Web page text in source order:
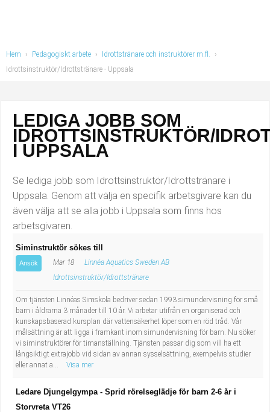
Kropps- och skönhetsvård
Militärt arbete
Naturbruk
Naturvetenskapligt arbete
Pedagogiskt arbete
Sanering och renhållning
Socialt arbete
Säkerhetsarbete
Tekniskt arbete
Transport
Budbilsförare
Lärare i fritidshem/Fritidspedagog
Taxiförare/Taxichaufför
Läkarsekreterare/Vårdadmin/Medicinsk
sekreterare
Lastbilsförare m.fl.
Fastighetsskötare
Informatör/Kommunikatör
Brevbärare
Sjuksköterska, grundutbildad
Kock, storhushåll
Hem › Pedagogiskt arbete › Idrottstränare och instruktörer m.fl.
›
Idrottsinstruktör/Idrottstränare - Uppsala
LEDIGA JOBB SOM
IDROTTSINSTRUKTÖR/
I UPPSALA
Se lediga jobb som Idrottsinstruktör/Idrottstränare i
Uppsala. Genom att välja en specifik arbetsgivare kan du
även välja att se alla jobb i Uppsala som finns hos
arbetsgivaren.
Siminstruktör sökes till
Ansök Mar 18
Linnéa Aquatics Sweden AB
Idrottsinstruktör/Idrottstränare
Om tjänsten Linnéas Simskola bedriver sedan 1993 simundervisning för små
barn i åldrarna 3 månader till 10 år. Vi arbetar utifrån en organiserad och
kunskapsbaserad kursplan där vattensäkerhet löper som en röd tråd. Vår
målsättning är att ligga i framkant inom simundervisning för barn. Nu söker
vi siminstruktörer för timanställning. Tjänsten passar dig som vill ha ett
långsiktigt extrajobb vid sidan av annan sysselsättning, exempelvis studier
eller annat a...
Visa mer
Ledare Djungelgympa - Sprid rörelseglädje för barn 2-6 år i
Storvreta VT26